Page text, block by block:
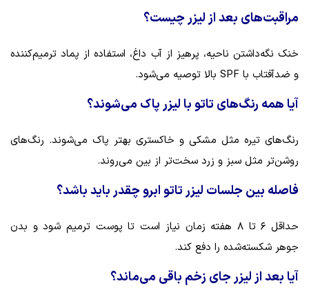
مراقبت‌های بعد از لیزر چیست؟
خنک نگه‌داشتن ناحیه، پرهیز از آب داغ، استفاده از پماد ترمیم‌کننده
و ضدآفتاب با SPF بالا توصیه می‌شود.
آیا همه رنگ‌های تاتو با لیزر پاک می‌شوند؟
رنگ‌های تیره مثل مشکی و خاکستری بهتر پاک می‌شوند. رنگ‌های
روشن‌تر مثل سبز و زرد سخت‌تر از بین می‌روند.
فاصله بین جلسات لیزر تاتو ابرو چقدر باید باشد؟
حداقل ۶ تا ۸ هفته زمان نیاز است تا پوست ترمیم شود و بدن
جوهر شکسته‌شده را دفع کند.
آیا بعد از لیزر جای زخم باقی می‌ماند؟